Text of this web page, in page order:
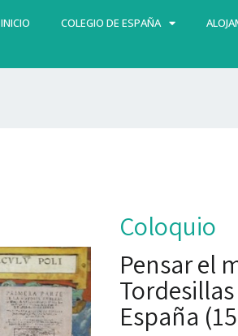
INICIO COLEGIO DE ESPAÑA
Coloquio
Pensar el
España